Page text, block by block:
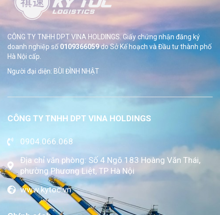
CÔNG TY TNHH DPT VINA HOLDINGS. Giấy chứng nhận đăng ký
doanh nghiệp số 0109366059do SởKế hoạch và Đầu tư thành phố
Hà Nội cấp.
Người đại diện: BÙI ĐÌNH NHẬT
CÔNG TY TNHH DPT VINA HOLDINGS
0904.066.068
Địa chỉ văn phòng: Số 4 Ngõ 183 Hoàng Văn Thái,
phường Phương Liệt, TP Hà Nội
www.kytoc.vn